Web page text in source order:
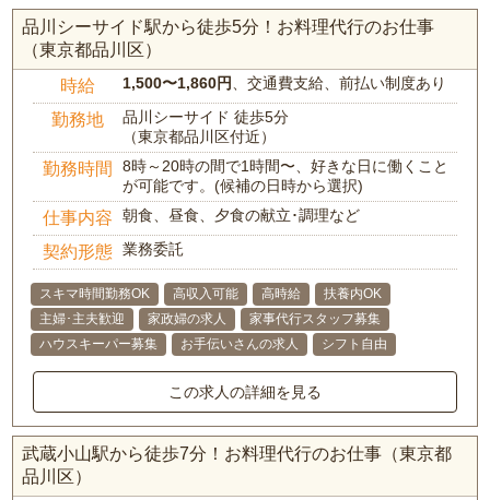
品川シーサイド駅から徒歩5分！お料理代行のお仕事
（東京都品川区）
時給 1,500〜1,860円 、交通費支給、前払い制度あり
勤務地
品川シーサイド 徒歩5分
（東京都品川区付近）
勤務時間
8時～20時の間で1時間〜、好きな日に働くこと
が可能です。(候補の日時から選択)
仕事内容 朝食、昼食、夕食の献立･調理など
契約形態 業務委託
スキマ時間勤務OK 高収入可能 高時給
扶養内OK
主婦･主夫歓迎
家政婦の求人
家事代行スタッフ募集
ハウスキーパー募集
お手伝いさんの求人 シフト自由
この求人の詳細を見る
武蔵小山駅から徒歩7分！お料理代行のお仕事（東京都
品川区）